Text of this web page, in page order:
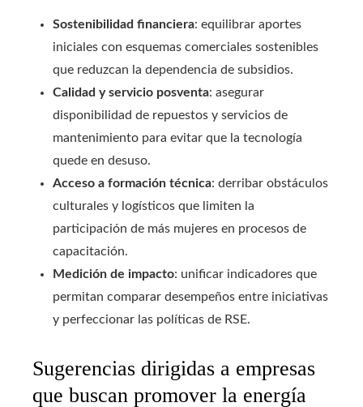
Sostenibilidad financiera: equilibrar aportes
iniciales con esquemas comerciales sostenibles
que reduzcan la dependencia de subsidios.
Calidad y servicio posventa: asegurar
disponibilidad de repuestos y servicios de
mantenimiento para evitar que la tecnología
quede en desuso.
Acceso a formación técnica: derribar obstáculos
culturales y logísticos que limiten la
participación de más mujeres en procesos de
capacitación.
Medición de impacto: unificar indicadores que
permitan comparar desempeños entre iniciativas
y perfeccionar las políticas de RSE.
Sugerencias dirigidas a empresas
que buscan promover la energía